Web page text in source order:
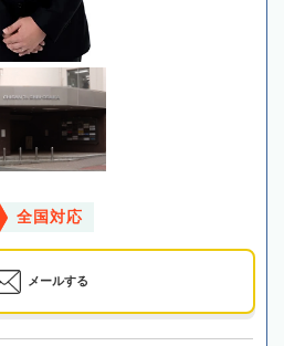
全国対応
メールする